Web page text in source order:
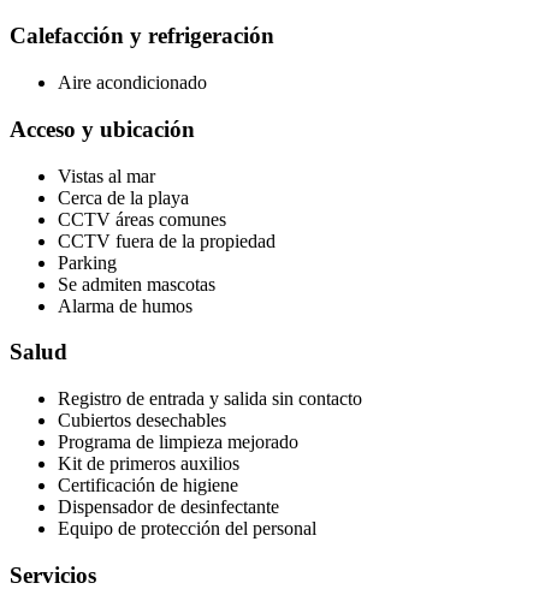
Calefacción y refrigeración
Aire acondicionado
Acceso y ubicación
Vistas al mar
Cerca de la playa
CCTV áreas comunes
CCTV fuera de la propiedad
Parking
Se admiten mascotas
Alarma de humos
Salud
Registro de entrada y salida sin contacto
Cubiertos desechables
Programa de limpieza mejorado
Kit de primeros auxilios
Certificación de higiene
Dispensador de desinfectante
Equipo de protección del personal
Servicios